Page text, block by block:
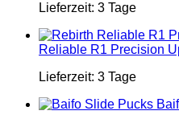
Lieferzeit: 3 Tage
Reliable R1 Precision
Lieferzeit: 3 Tage